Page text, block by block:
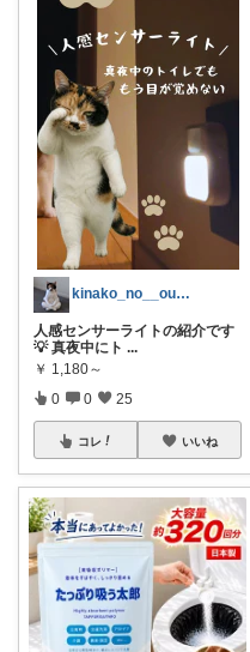
kinako_no__ouchi
人感センサーライトの紹介です
💡 真夜中にト ...
￥ 1,180～
0 0 25
コレ いいね